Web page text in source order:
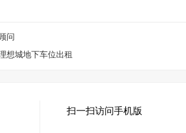
问
想城地下车位出租
扫一扫访问手机版